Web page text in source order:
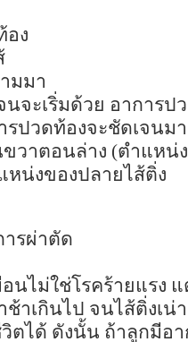
อง
มมา
จะเริ่มด้วย อาการป
รปวดท้องจะชัดเจน
วาตอนล่าง (ตำแห
น่งของปลายไส้ติ่ง
ารผ่าตัด
นไม่ใช่โรคร้ายแรง
าเกินไป จนไส้ติ่งเน่
ตได้ ดังนั้น ถ้าลูกมีอ